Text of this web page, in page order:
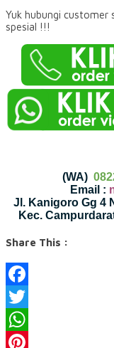
Yuk hubungi customer
spesial !!!
(WA)
Email :
Jl. Kanigoro Gg 4
Kec.
Share This :
Facebook
Twitter
WhatsApp